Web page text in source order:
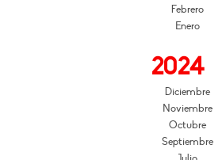
Febrero
Enero
2024
Diciembre
Noviembre
Octubre
Septiembre